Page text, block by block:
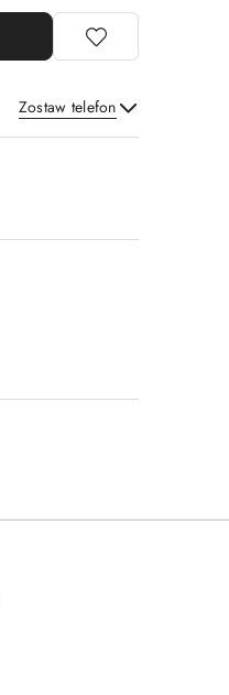
Zostaw telefon
Wyślij